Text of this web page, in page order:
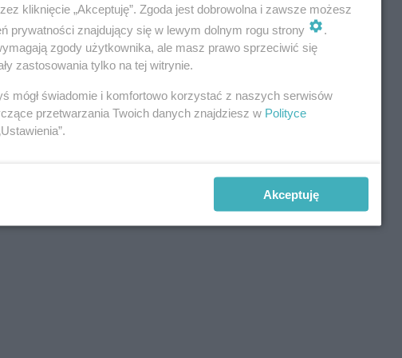
kliknięcie „Akceptuję”. Zgoda jest dobrowolna i zawsze możesz
prywatności znajdujący się w lewym dolnym rogu strony
.
zgody użytkownika, ale masz prawo sprzeciwić się
zastosowania tylko na tej witrynie.
mógł świadomie i komfortowo korzystać z naszych serwisów
przetwarzania Twoich danych znajdziesz w Polityce
Akceptuję